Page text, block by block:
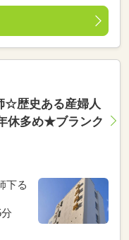
☆歴史ある産婦人
休多め★ブランク
下る